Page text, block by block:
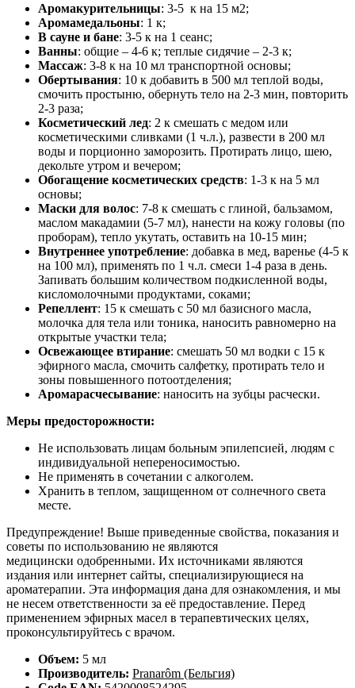
Аромакурительницы: 3-5 к на 15 м2;
Аромамедальоны: 1 к;
В сауне и бане: 3-5 к на 1 сеанс;
Ванны: общие – 4-6 к; теплые сидячие – 2-3 к;
Массаж: 3-8 к на 10 мл транспортной основы;
Обертывания: 10 к добавить в 500 мл теплой воды,
смочить простыню, обернуть тело на 2-3 мин, повторить
2-3 раза;
Косметический лед: 2 к смешать с медом или
косметическими сливками (1 ч.л.), развести в 200 мл
воды и порционно заморозить. Протирать лицо, шею,
декольте утром и вечером;
Обогащение косметических средств: 1-3 к на 5 мл
основы;
Маски для волос: 7-8 к смешать с глиной, бальзамом,
маслом макадамии (5-7 мл), нанести на кожу головы (по
проборам), тепло укутать, оставить на 10-15 мин;
Внутреннее употребление: добавка в мед, варенье (4-5 к
на 100 мл), применять по 1 ч.л. смеси 1-4 раза в день.
Запивать большим количеством подкисленной воды,
кисломолочными продуктами, соками;
Репеллент: 15 к смешать с 50 мл базисного масла,
молочка для тела или тоника, наносить равномерно на
открытые участки тела;
Освежающее втирание: смешать 50 мл водки с 15 к
эфирного масла, смочить салфетку, протирать тело и
зоны повышенного потоотделения;
Аромарасчесывание: наносить на зубцы расчески.
Меры предосторожности:
Не использовать лицам больным эпилепсией, людям с
индивидуальной непереносимостью.
Не применять в сочетании с алкоголем.
Хранить в теплом, защищенном от солнечного света
месте.
Предупреждение! Выше приведенные свойства, показания и
советы по использованию не являются
медицински одобренными. Их источниками являются
издания или интернет сайты, специализирующиеся на
ароматерапии. Эта информация дана для ознакомления, и мы
не несем ответственности за её предоставление. Перед
применением эфирных масел в терапевтических целях,
проконсультируйтесь с врачом.
Объем: 5 мл
Производитель: Pranarôm (Бельгия)